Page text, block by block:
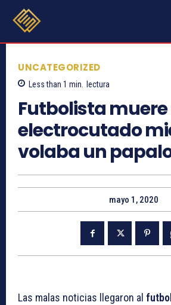
UNCATEGORIZED
Less than 1 min. lectura
Futbolista muere
electrocutado
volaba un
mayo 1, 2020
Las malas noticias llegaron al